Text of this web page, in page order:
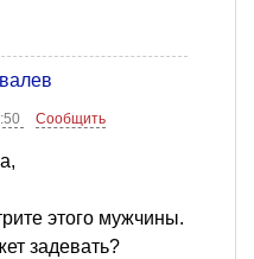
Сообщить
этого мужчины.
задевать?